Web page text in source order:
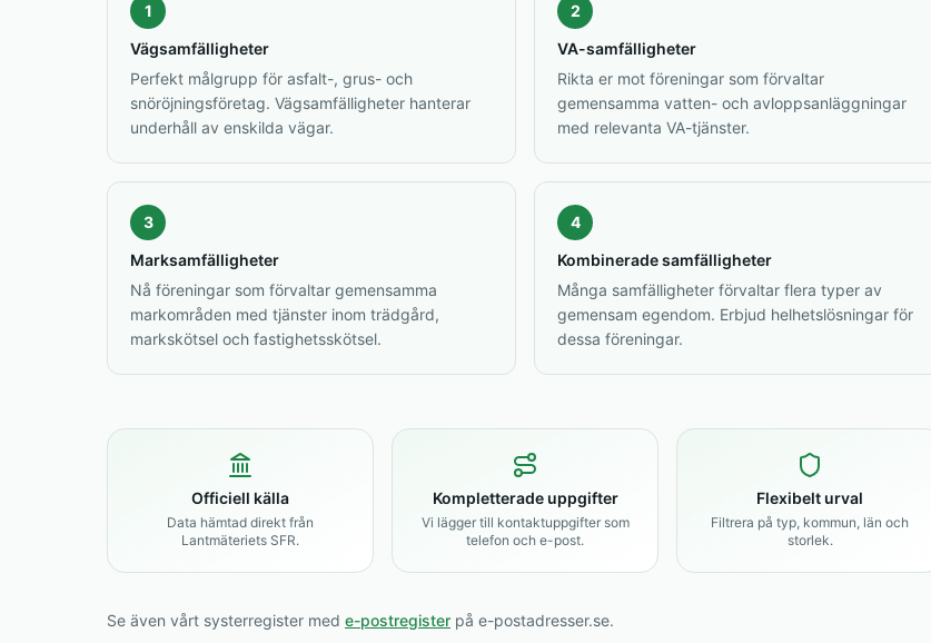
1
Vägsamfälligheter
Perfekt målgrupp för asfalt-, grus- och
snöröjningsföretag. Vägsamfälligheter hanterar
underhåll av enskilda vägar.
2
VA-samfälligheter
Rikta er mot föreningar som förvaltar
gemensamma vatten- och avloppsanläggningar
med relevanta VA-tjänster.
3
Marksamfälligheter
Nå föreningar som förvaltar gemensamma
markområden med tjänster inom trädgård,
markskötsel och fastighetsskötsel.
4
Kombinerade samfälligheter
Många samfälligheter förvaltar flera typer av
gemensam egendom. Erbjud helhetslösningar för
dessa föreningar.
Officiell källa
Data hämtad direkt från
Lantmäteriets SFR.
Kompletterade uppgifter
Vi lägger till kontaktuppgifter som
telefon och e-post.
Flexibelt urval
Filtrera på typ, kommun, län och
storlek.
Se även vårt systerregister med e-postregister på e-postadresser.se.